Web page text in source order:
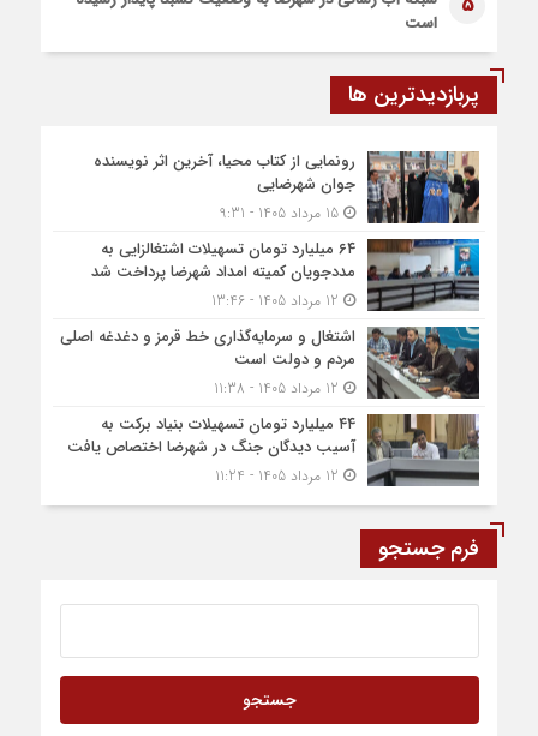
است
پربازدیدترین ها
رونمایی از کتاب محیا، آخرین اثر نویسنده
جوان شهرضایی
15 مرداد 1405 - 9:31
۶۴ میلیارد تومان تسهیلات اشتغالزایی به
مددجویان کمیته امداد شهرضا پرداخت شد
اشتغال و سرمایه‌گذاری خط قرمز و دغدغه اصلی
مردم و دولت است
۴۴ میلیارد تومان تسهیلات بنیاد برکت به
آسیب دیدگان جنگ در شهرضا اختصاص یافت
فرم جستجو